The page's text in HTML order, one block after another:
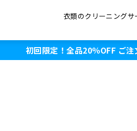
衣類のクリーニング
初回限定！全品20％OFF ご